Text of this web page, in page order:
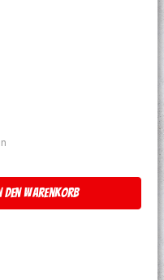
den
den Warenkorb